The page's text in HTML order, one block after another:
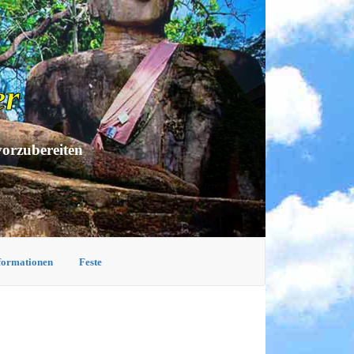
Feste